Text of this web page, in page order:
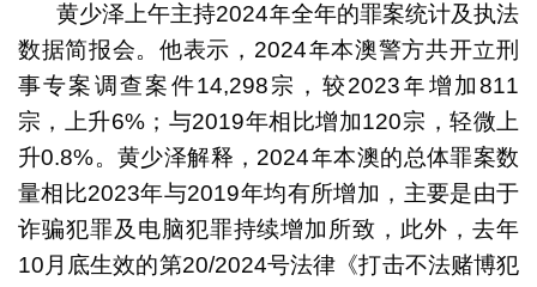
黄少泽上午主持2024年全年的罪案统计及执法
数据简报会。他表示，2024年本澳警方共开立刑
事专案调查案件14,298宗，较2023年增加811
宗，上升6%；与2019年相比增加120宗，轻微上
升0.8%。黄少泽解释，2024年本澳的总体罪案数
量相比2023年与2019年均有所增加，主要是由于
诈骗犯罪及电脑犯罪持续增加所致，此外，去年
10月底生效的第20/2024号法律《打击不法赌博犯